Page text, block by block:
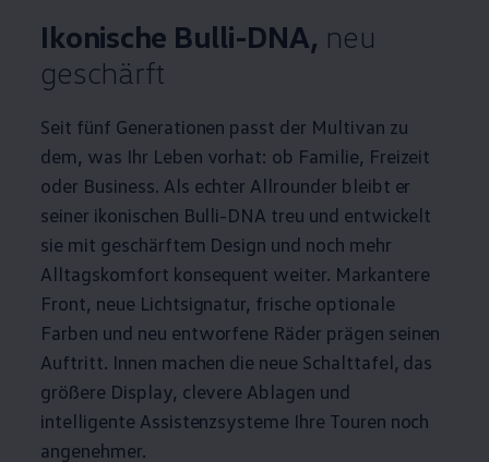
Ikonische Bulli-DNA, neu
geschärft
Seit fünf Generationen passt der Multivan zu
dem, was Ihr Leben vorhat: ob Familie, Freizeit
oder Business. Als echter Allrounder bleibt er
seiner ikonischen Bulli-DNA treu und entwickelt
sie mit geschärftem Design und noch mehr
Alltagskomfort konsequent weiter. Markantere
Front, neue Lichtsignatur, frische optionale
Farben und neu entworfene Räder prägen seinen
Auftritt. Innen machen die neue Schalttafel, das
größere Display, clevere Ablagen und
intelligente Assistenzsysteme Ihre Touren noch
angenehmer.